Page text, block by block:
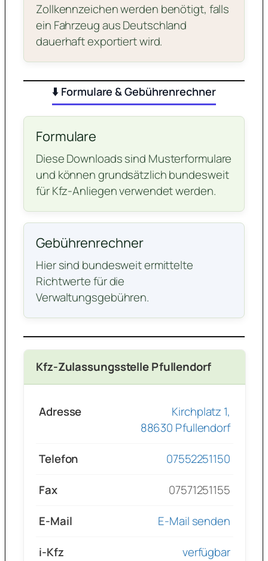
Zollkennzeichen werden benötigt, falls
ein Fahrzeug aus Deutschland
dauerhaft exportiert wird.
⬇️ Formulare & Gebührenrechner
Formulare
Diese Downloads sind Musterformulare
und können grundsätzlich bundesweit
für Kfz-Anliegen verwendet werden.
Gebührenrechner
Hier sind bundesweit ermittelte
Richtwerte für die
Verwaltungsgebühren.
Kfz-Zulassungsstelle Pfullendorf
Adresse
Kirchplatz 1,
88630 Pfullendorf
Telefon
07552251150
Fax
07571251155
E-Mail
E-Mail senden
i-Kfz
verfügbar